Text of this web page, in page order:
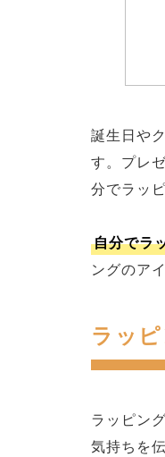
誕生日や
す。プレ
分でラッ
自分でラ
ングのア
ラッ
ラッピン
気持ちを